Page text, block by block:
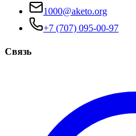
1000@aketo.org
+7 (707) 095-00-97
Связь